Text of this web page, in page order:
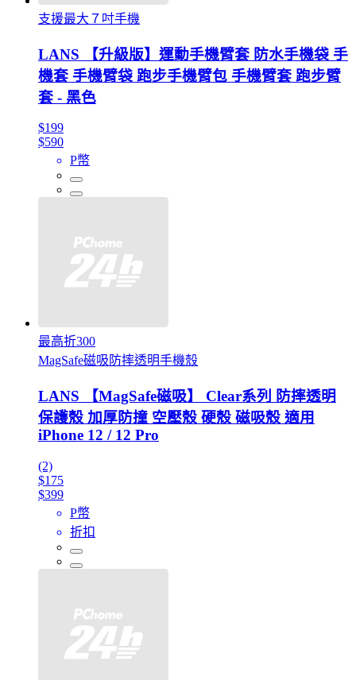
支援最大７吋手機
LANS 【升級版】運動手機臂套 防水手機袋 手
機套 手機臂袋 跑步手機臂包 手機臂套 跑步臂
套 - 黑色
$199
$590
P幣
最高折300
MagSafe磁吸防摔透明手機殼
LANS 【MagSafe磁吸】 Clear系列 防摔透明
保護殼 加厚防撞 空壓殼 硬殼 磁吸殼 適用
iPhone 12 / 12 Pro
(2)
$175
$399
P幣
折扣